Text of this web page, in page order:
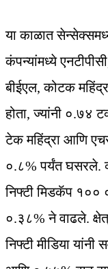
या काळात
कंपन्यांमध्ये
बीईएल, कोटक
होता, ज्यांनी ०.७४
टेक महिंद्रा आणि
०.८% पर्यंत घसरले.
निफ्टी मिडकॅप
०.३८% ने वाढले.
निफ्टी मीडिया